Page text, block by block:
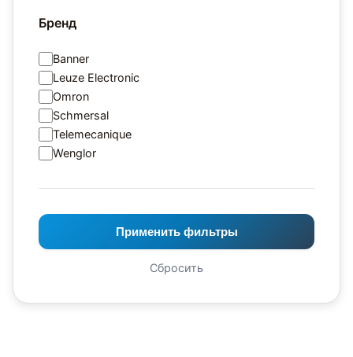
Бренд
Banner
Leuze Electronic
Omron
Schmersal
Telemecanique
Wenglor
Применить фильтры
Сбросить